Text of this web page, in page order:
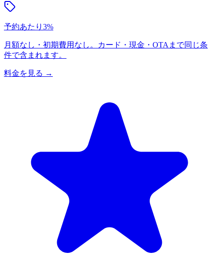
予約あたり3%
月額なし・初期費用なし。カード・現金・OTAまで同じ条
件で含まれます。
料金を見る →